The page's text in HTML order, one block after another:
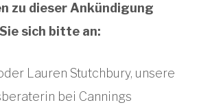
zu dieser Ankündigung
sich bitte an:
Lauren Stutchbury, unsere
bei Cannings